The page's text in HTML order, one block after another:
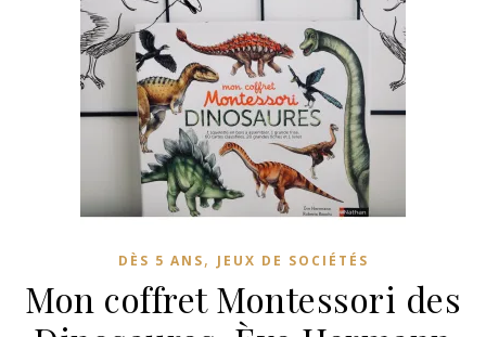
DÈS 5 ANS, JEUX DE SOCIÉTÉS
Mon coffret Montessori des